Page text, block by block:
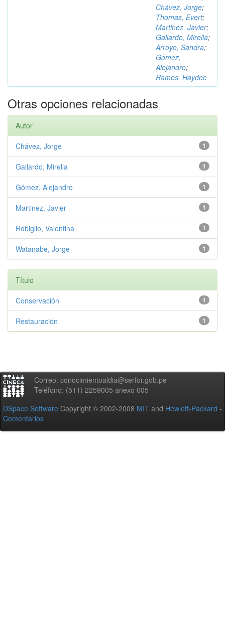
Chávez, Jorge;
Thomas, Evert;
Martinez, Javier;
Gallardo, Mirella;
Arroyo, Sandra;
Gómez,
Alejandro;
Ramos, Haydee
Otras opciones relacionadas
Autor
1
Chávez, Jorge
1
Gallardo, Mirella
1
Gómez, Alejandro
1
Martinez, Javier
1
Robiglio, Valentina
1
Watanabe, Jorge
Título
1
Conservación
1
Restauración
Correo: conocimientoaldia@serfor.gob.pe
Teléfono: (511) 2259005 anexo 605
DSpace Software Copyright © 2002-2008 MIT and Hewlett-Packard -
Comentarios